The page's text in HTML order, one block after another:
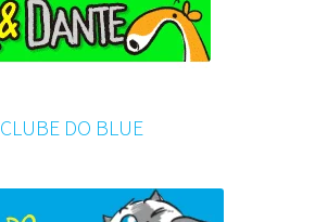
CLUBE DO BLUE